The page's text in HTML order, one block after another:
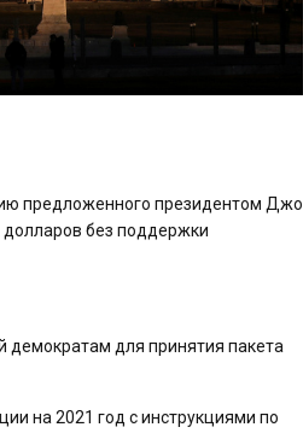
предложенного президентом Джо
долларов без поддержки
демократам для принятия пакета
на 2021 год с инструкциями по